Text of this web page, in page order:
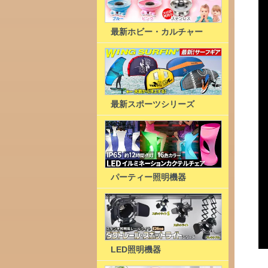
最新ホビー・カルチャー
最新スポーツシリーズ
パーティー照明機器
LED照明機器